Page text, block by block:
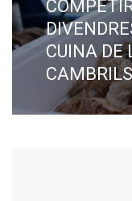
CUINA DE
CAMBRILS